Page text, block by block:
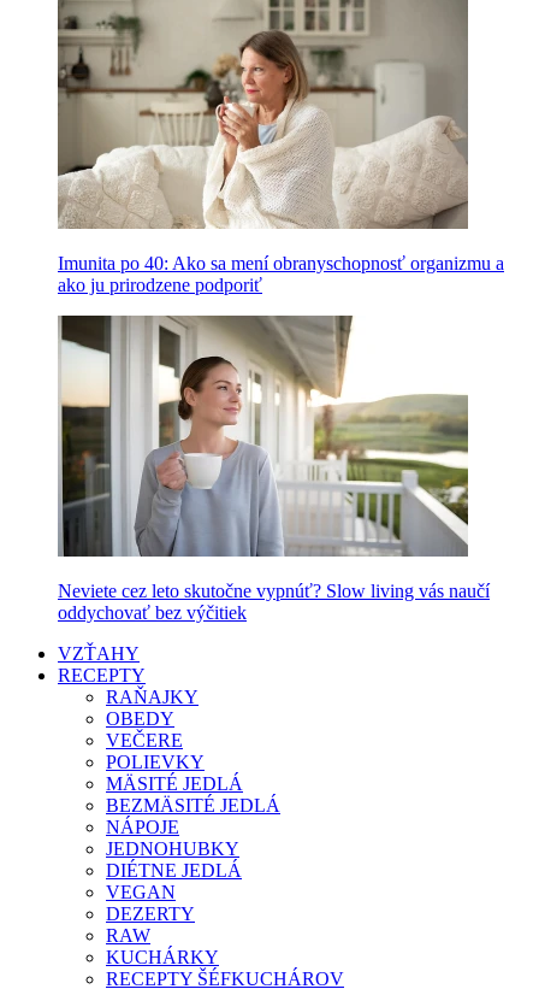
Imunita po 40: Ako sa mení obranyschopnosť organizmu a
ako ju prirodzene podporiť
Neviete cez leto skutočne vypnúť? Slow living vás naučí
oddychovať bez výčitiek
VZŤAHY
RECEPTY
RAŇAJKY
OBEDY
VEČERE
POLIEVKY
MÄSITÉ JEDLÁ
BEZMÄSITÉ JEDLÁ
NÁPOJE
JEDNOHUBKY
DIÉTNE JEDLÁ
VEGAN
DEZERTY
RAW
KUCHÁRKY
RECEPTY ŠÉFKUCHÁROV